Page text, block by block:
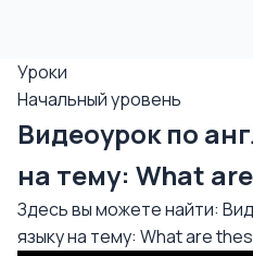
Уроки
Начальный уровень
Видеоурок по
на тему: What
Здесь вы можете найти:
языку на тему: What are